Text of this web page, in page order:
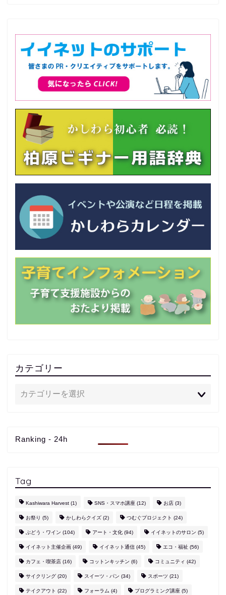
カテゴリー
Ranking - 24h
Tag
Kashiwara Harvest (1) SNS・スマホ講座 (12) お店 (3)
お祭り (5) かしわらクイズ (2) つむぐプロジェクト (24)
ぶどう・ワイン (104) アート・文化 (94) イイネットのサロン (5)
イイネット主催企画 (49) イイネット通信 (45) エコ・福祉 (56)
カフェ・喫茶店 (16) コットンキッチン (6) コミュニティ (42)
サイクリング (20) スイーツ・パン (34) スポーツ (21)
テイクアウト (22) フォーラム (4) プログラミング講座 (5)